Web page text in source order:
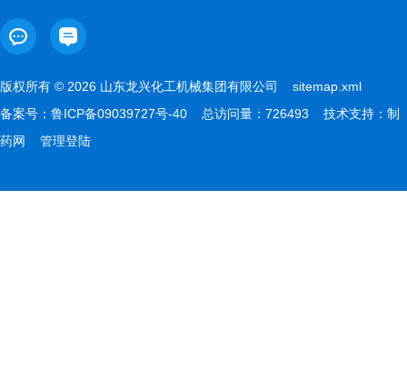
版权所有 © 2026 山东龙兴化工机械集团有限公司 sitemap.xml
备案号： 鲁ICP备09039727号-40 总访问量：726493 技术支持： 制
药网
管理登陆